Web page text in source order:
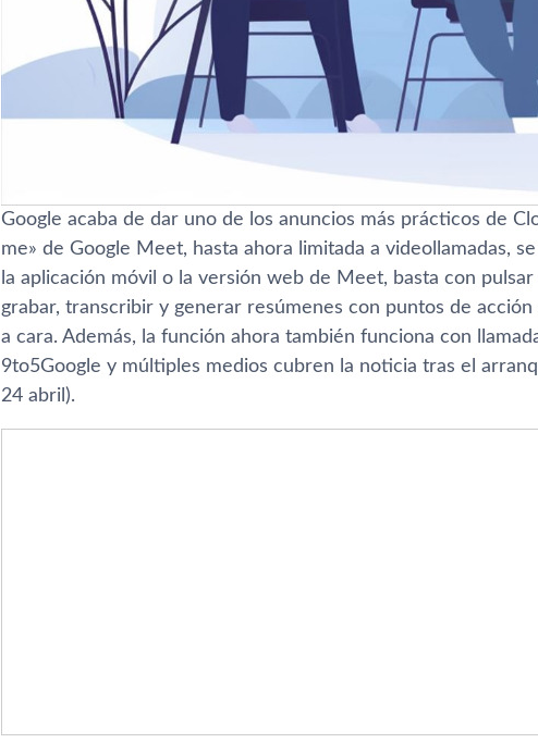
Google acaba de dar uno de los anuncios más prácticos de
me» de Google Meet, hasta ahora limitada a videollamadas,
la aplicación móvil o la versión web de Meet, basta con
grabar, transcribir y generar resúmenes con puntos de
a cara. Además, la función ahora también funciona con
9to5Google y múltiples medios cubren la noticia tras el
24 abril).